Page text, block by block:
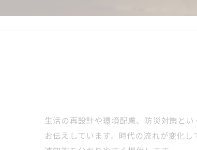
生活の再設計や環境配慮、防災対策と
お伝えしています。時代の流れが変化